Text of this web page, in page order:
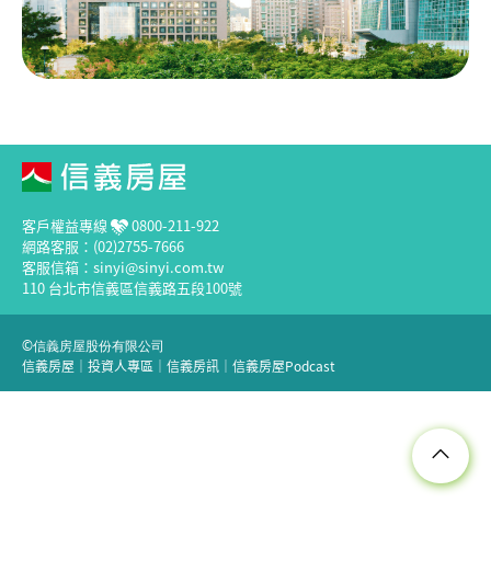
客戶權益專線
0800-211-922
網路客服：(02)2755-7666
客服信箱：sinyi@sinyi.com.tw
110 台北市信義區信義路五段100號
©信義房屋股份有限公司
信義房屋 ｜ 投資人專區 ｜ 信義房訊 ｜ 信義房屋Podcast